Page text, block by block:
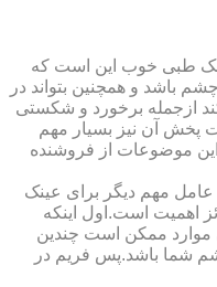
طبی خوب این است که
باشد و همچنین بتواند در
ازجمله برخورد و شکستی
پخش آن نیز بسیار مهم
این موضوعات از فروشنده
مهم دیگر برای عینک
اهمیت است.اول اینکه
موارد ممکن است چندین
شما باشد.پس فریم در